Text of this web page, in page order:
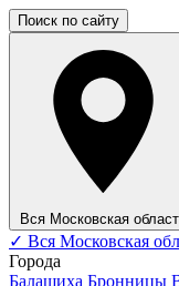
Поиск по сайту
Вся Московская
✓ Вся Московская
Города
Балашиха Бронницы